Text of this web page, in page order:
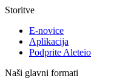
Storitve
E-novice
Aplikacija
Podprite Aleteio
Naši glavni formati